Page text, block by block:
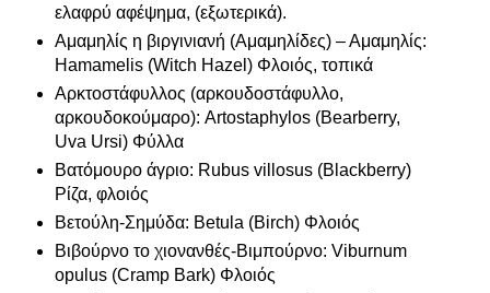
ελαφρύ αφέψημα, (εξωτερικά).
Αμαμηλίς η βιργινιανή (Αμαμηλίδες) – Αμαμηλίς:
Hamamelis (Witch Hazel) Φλοιός, τοπικά
Αρκτοστάφυλλος (αρκουδοστάφυλλο,
αρκουδοκούμαρο): Artostaphylos (Bearberry,
Uva Ursi) Φύλλα
Βατόμουρο άγριο: Rubus villosus (Blackberry)
Ρίζα, φλοιός
Βετούλη-Σημύδα: Betula (Birch) Φλοιός
Βιβούρνο το χιονανθές-Βιμπούρνο: Viburnum
opulus (Cramp Bark) Φλοιός